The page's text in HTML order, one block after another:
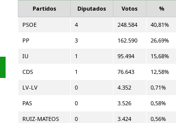
Partidos Diputados Votos %
PSOE 4 248.584 40,81%
PP 3 162.590 26,69%
IU 1 95.494 15,68%
CDS 1 76.643 12,58%
LV-LV 0 4.352 0,71%
PAS 0 3.526 0,58%
RUIZ-MATEOS 0 3.424 0,56%